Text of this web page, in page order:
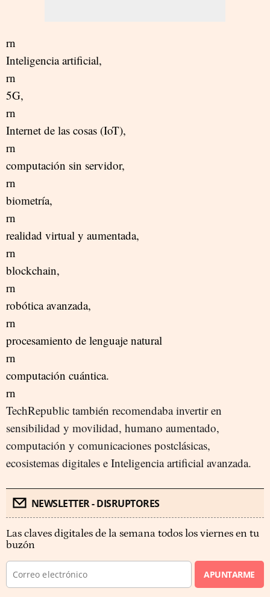
rn
Inteligencia artificial,
rn
5G,
rn
Internet de las cosas (IoT),
rn
computación sin servidor,
rn
biometría,
rn
realidad virtual y aumentada,
rn
blockchain,
rn
robótica avanzada,
rn
procesamiento de lenguaje natural
rn
computación cuántica.
rn
TechRepublic también recomendaba invertir en
sensibilidad y movilidad, humano aumentado,
computación y comunicaciones postclásicas,
ecosistemas digitales e Inteligencia artificial avanzada.
NEWSLETTER - DISRUPTORES
Las claves digitales de la semana todos los viernes en tu
buzón
APUNTARME